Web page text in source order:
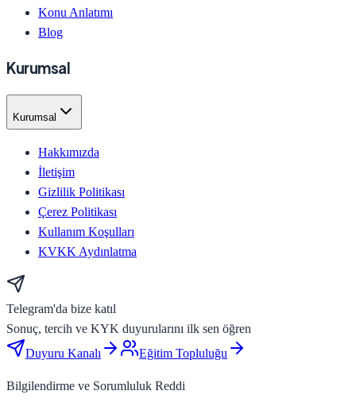
Konu Anlatımı
Blog
Kurumsal
Kurumsal
Hakkımızda
İletişim
Gizlilik Politikası
Çerez Politikası
Kullanım Koşulları
KVKK Aydınlatma
Telegram'da bize katıl
Sonuç, tercih ve KYK duyurularını ilk sen öğren
Duyuru Kanalı
Eğitim Topluluğu
Bilgilendirme ve Sorumluluk Reddi